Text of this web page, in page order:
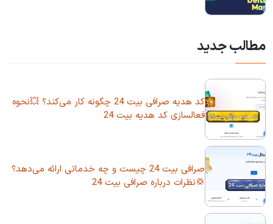
مطالب جدید
کد هدیه صرافی بیت 24 چگونه کار می‌کند؟ 💥نحوه
فعالسازی کد هدیه بیت 24
صرافی بیت 24 چیست و چه خدماتی ارائه می‌دهد؟
💢نظرات درباره صرافی بیت 24